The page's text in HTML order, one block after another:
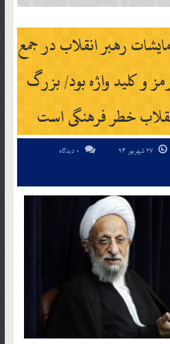
رهبر انقلاب در جمع
و کلید واژه بود/ بزرگ
خطر فرهنگی است
0 دیدگاه